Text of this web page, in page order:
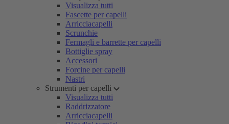
Visualizza tutti
Fascette per capelli
Arricciacapelli
Scrunchie
Fermagli e barrette per capelli
Bottiglie spray
Accessori
Forcine per capelli
Nastri
Strumenti per capelli
Visualizza tutti
Raddrizzatore
Arricciacapelli